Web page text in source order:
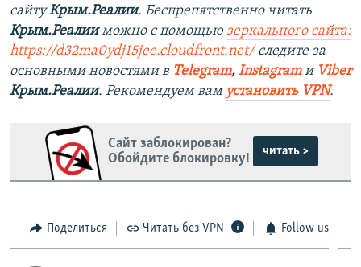
сайтуКрым.Реалии. Беспрепятственно читать
Крым.Реалииможно с помощью зеркального сайта:
https://d32ma0ydj15jee.cloudfront.net/следите за
основными новостями в Telegram, Instagramи Viber
Крым.Реалии. Рекомендуем вам установить VPN.
Сайт заблокирован?
Обойдите блокировку!
читать >
Поделиться Читать без VPN Follow us